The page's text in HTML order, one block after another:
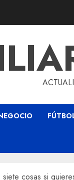
cosas si